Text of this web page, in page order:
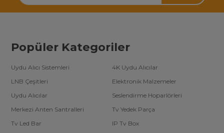
Popüler Kategoriler
Uydu Alıcı Sistemleri
4K Uydu Alıcılar
LNB Çeşitleri
Elektronik Malzemeler
Uydu Alıcılar
Seslendirme Hoparlörleri
Merkezi Anten Santralleri
Tv Yedek Parça
Tv Led Bar
IP Tv Box